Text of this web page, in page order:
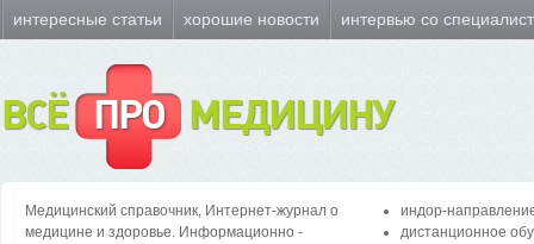
интересные статьи хорошие новости интервью со
ВСЁ ПРО МЕДИЦИНУ
Медицинский справочник, Интернет-журнал о
медицине и здоровье. Информационно -
индор-
дистанционное